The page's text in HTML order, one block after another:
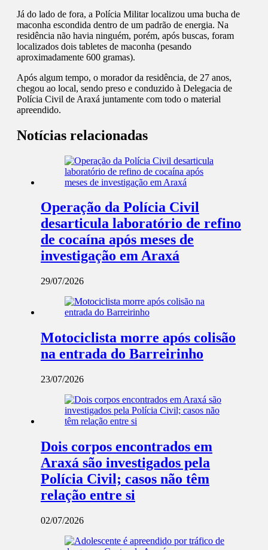
Já do lado de fora, a Polícia Militar localizou uma bucha de
maconha escondida dentro de um padrão de energia. Na
residência não havia ninguém, porém, após buscas, foram
localizados dois tabletes de maconha (pesando
aproximadamente 600 gramas).
Após algum tempo, o morador da residência, de 27 anos,
chegou ao local, sendo preso e conduzido à Delegacia de
Polícia Civil de Araxá juntamente com todo o material
apreendido.
Notícias relacionadas
Operação da Polícia Civil
desarticula laboratório de refino
de cocaína após meses de
investigação em Araxá
29/07/2026
Motociclista morre após colisão
na entrada do Barreirinho
23/07/2026
Dois corpos encontrados em
Araxá são investigados pela
Polícia Civil; casos não têm
relação entre si
02/07/2026